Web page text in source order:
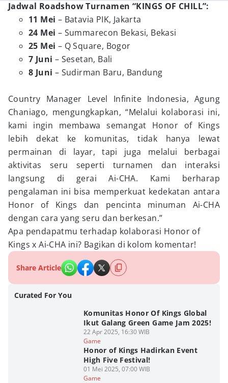
Jadwal Roadshow Turnamen “KINGS OF CHILL”:
11 Mei – Batavia PIK, Jakarta
24 Mei – Summarecon Bekasi, Bekasi
25 Mei – Q Square, Bogor
7 Juni – Sesetan, Bali
8 Juni – Sudirman Baru, Bandung
Country Manager Level Infinite Indonesia, Agung
Chaniago, mengungkapkan, “Melalui kolaborasi ini,
kami ingin membawa semangat Honor of Kings
lebih dekat ke komunitas, tidak hanya lewat
permainan di layar, tapi juga melalui berbagai
aktivitas seru seperti turnamen dan interaksi
langsung di gerai Ai-CHA. Kami berharap
pengalaman ini bisa memperkuat kedekatan antara
Honor of Kings dan pencinta minuman Ai-CHA
dengan cara yang seru dan berkesan.”
Apa pendapatmu terhadap kolaborasi Honor of
Kings x Ai-CHA ini? Bagikan di kolom komentar!
Share Article
Curated For You
Komunitas Honor Of Kings Global
Ikut Galang Green Game Jam 2025!
22 Apr 2025, 16:30 WIB
Game
Honor of Kings Hadirkan Event
High Five Festival!
01 Mei 2025, 07:00 WIB
Game